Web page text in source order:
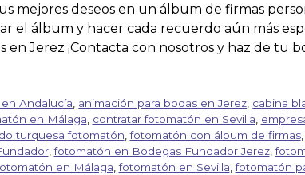
mejores deseos en un álbum de firmas
el álbum y hacer cada recuerdo aún más
en Jerez ¡Contacta con nosotros y haz de tu
Andalucía animación para bodas en Jerez cabina
en Málaga contratar fotomatón en Sevilla
turquesa fotomatón ,fotomatón con álbum de firmas
,fotomatón en Bodegas Fundador Jerez,
en Málaga ,fotomatón en Sevilla ,fotomatón